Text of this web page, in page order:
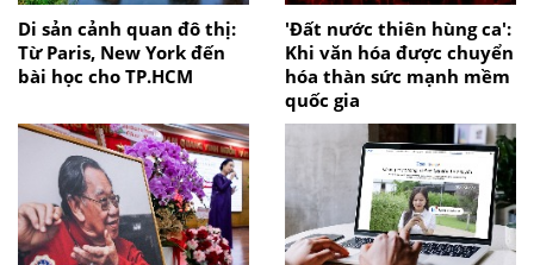
Di sản cảnh quan đô thị:
Từ Paris, New York đến
bài học cho TP.HCM
'Đất nước thiên hùng ca':
Khi văn hóa được chuyển
hóa thàn sức mạnh mềm
quốc gia